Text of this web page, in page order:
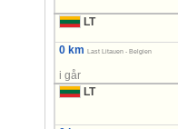
LT
0 km Last Litauen - Belgien
i går
LT